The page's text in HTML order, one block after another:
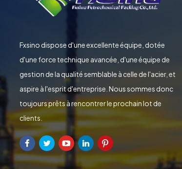
Fxsino dispose d'une excellente équipe, dotée
d'une force technique avancée, d'une équipe de
gestion de la qualité semblable à celle de l'acier, et
aspire à l'esprit d'entreprise. Nous sommes donc
toujours prêts à rencontrer le prochain lot de
clients.